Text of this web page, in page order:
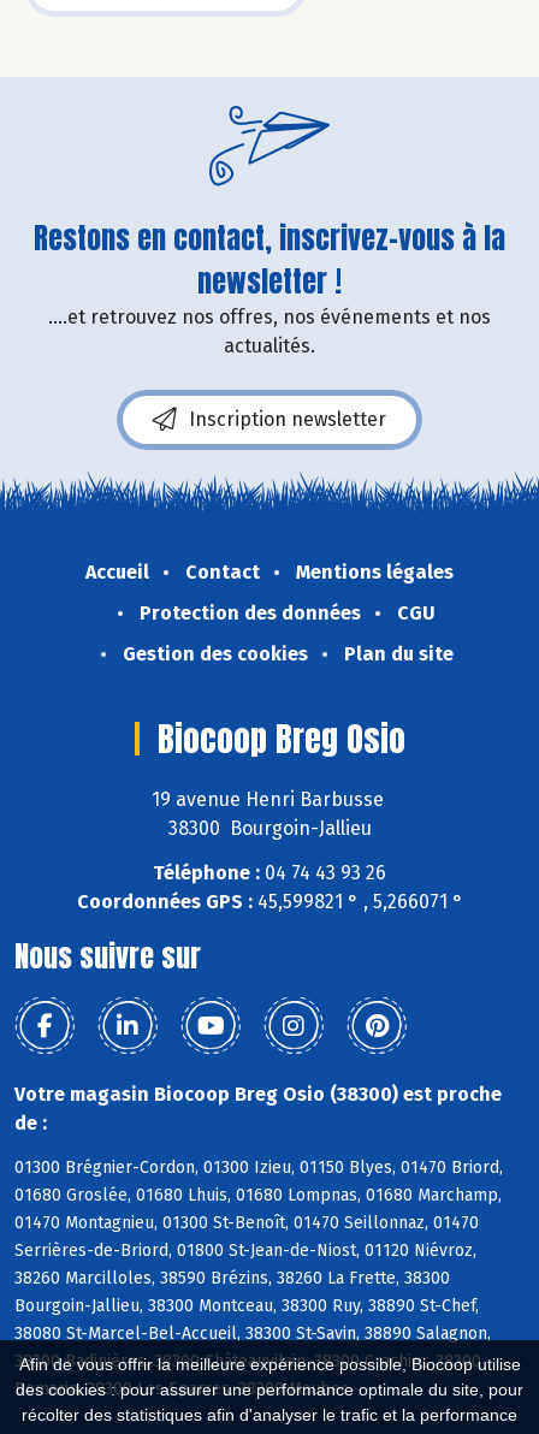
Afin de vous offrir la meilleure expérience possible, Biocoop utilise
des cookies : pour assurer une performance optimale du site, pour
récolter des statistiques afin d'analyser le trafic et la performance
Restons en contact, inscrivez-vous à la
newsletter !
....et retrouvez nos offres, nos événements et nos
actualités.
Inscription newsletter
Accueil Contact
Mentions légales
Protection des données
CGU
Gestion des cookies
Plan du site
Biocoop Breg Osio
19 avenue Henri Barbusse
38300 Bourgoin-Jallieu
Téléphone : 04 74 43 93 26
Coordonnées GPS :45,599821 ° , 5,266071 °
Nous suivre sur
Votre magasin Biocoop Breg Osio (38300) est proche
de :
01300 Brégnier-Cordon, 01300 Izieu, 01150 Blyes, 01470 Briord,
01680 Groslée, 01680 Lhuis, 01680 Lompnas, 01680 Marchamp,
01470 Montagnieu, 01300 St-Benoît, 01470 Seillonnaz, 01470
Serrières-de-Briord, 01800 St-Jean-de-Niost, 01120 Niévroz,
38260 Marcilloles, 38590 Brézins, 38260 La Frette, 38300
Bourgoin-Jallieu, 38300 Montceau, 38300 Ruy, 38890 St-Chef,
38080 St-Marcel-Bel-Accueil, 38300 St-Savin, 38890 Salagnon,
38300 Badinières, 38300 Châteauvilain, 38300 Crachier, 38300
Domarin, 38300 Les Eparres, 38300 Maubec